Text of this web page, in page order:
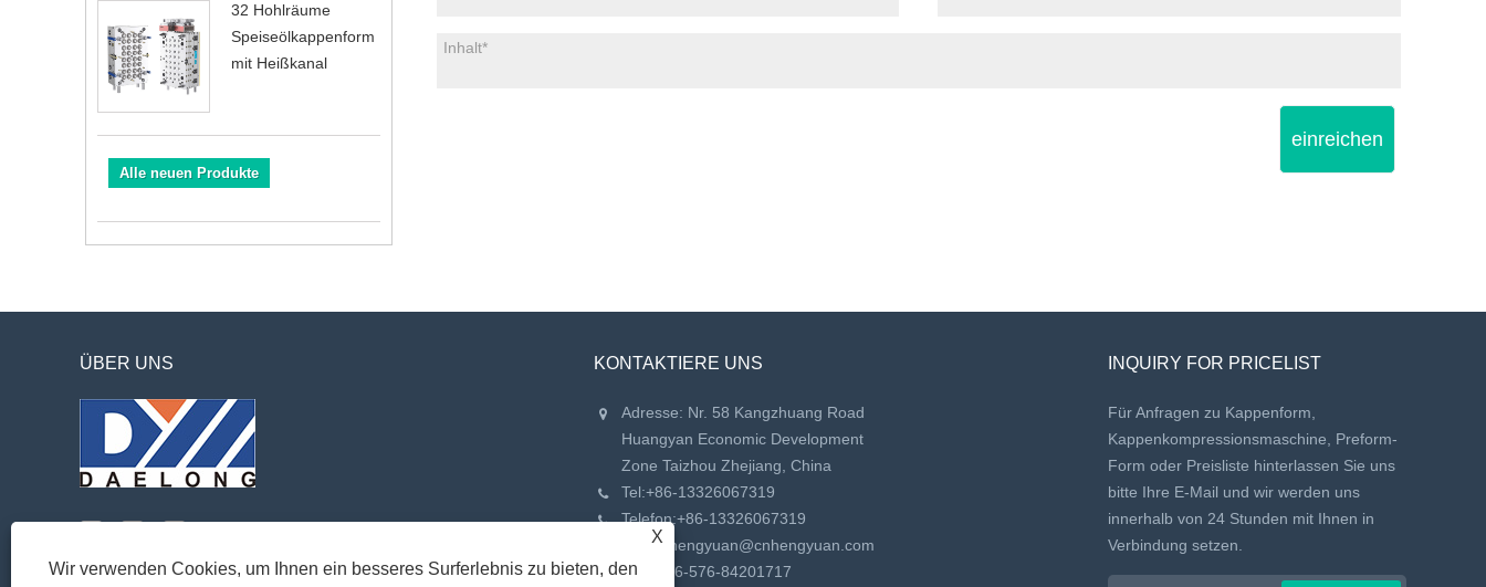
32 Hohlräume
Speiseölkappenform
mit Heißkanal
Alle neuen Produkte
einreichen
ÜBER UNS KONTAKTIERE UNS
Adresse: Nr. 58 Kangzhuang Road
Huangyan Economic Development
Zone Taizhou Zhejiang, China
Tel:+86-13326067319
Telefon:+86-13326067319
Email:
hengyuan@cnhengyuan.com
Fax: +86-576-84201717
INQUIRY FOR PRICELIST
Für Anfragen zu Kappenform,
Kappenkompressionsmaschine, Preform-
Form oder Preisliste hinterlassen Sie uns
bitte Ihre E-Mail und wir werden uns
innerhalb von 24 Stunden mit Ihnen in
Verbindung setzen.
X
Wir verwenden Cookies, um Ihnen ein besseres Surferlebnis zu bieten, den